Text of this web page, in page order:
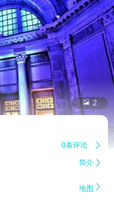
 2
0条评论 
简介 
地图 